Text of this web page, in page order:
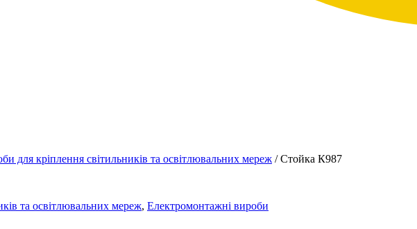
для кріплення світильників та освітлювальних мереж / Стойка К987
та освітлювальних мереж, Електромонтажні вироби